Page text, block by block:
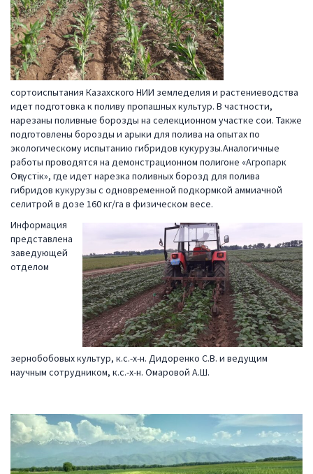
сортоиспытания Казахского НИИ земледелия и растениеводства
идет подготовка к поливу пропашных культур. В частности,
нарезаны поливные борозды на селекционном участке сои. Также
подготовлены борозды и арыки для полива на опытах по
экологическому испытанию гибридов кукурузы.Аналогичные
работы проводятся на демонстрационном полигоне «Агропарк
Оңтүстік», где идет нарезка поливных борозд для полива
гибридов кукурузы с одновременной подкормкой аммиачной
селитрой в дозе 160 кг/га в физическом весе.
Информация
представлена
заведующей
отделом
зернобобовых культур, к.с.-х-н. Дидоренко С.В. и ведущим
научным сотрудником, к.с.-х-н. Омаровой А.Ш.